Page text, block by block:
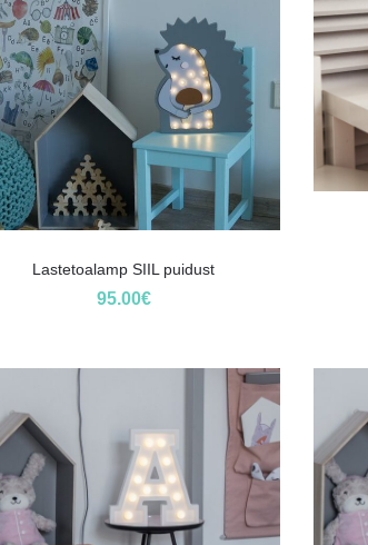
Lastetoalamp SIIL puidust
95.00€